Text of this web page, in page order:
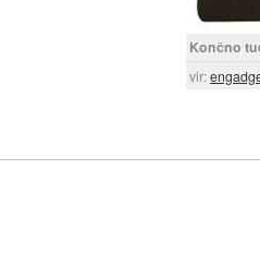
Končno
vir: